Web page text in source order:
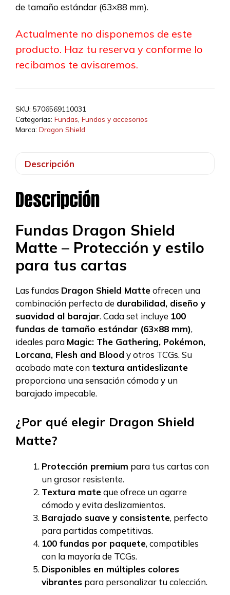
de tamaño estándar (63×88 mm).
Actualmente no disponemos de este
producto. Haz tu reserva y conforme lo
recibamos te avisaremos.
SKU: 5706569110031
Categorías: Fundas Fundas y accesorios
Marca: Dragon Shield
Descripción
Descripción
Fundas Dragon Shield
Matte – Protección y estilo
para tus cartas
Las fundas Dragon Shield Matteofrecen una
combinación perfecta de durabilidad, diseño y
suavidad al barajar. Cada set incluye 100
fundas de tamaño estándar (63×88 mm),
ideales para Magic: The Gathering, Pokémon,
Lorcana, Flesh and Blood y otros TCGs. Su
acabado mate con textura antideslizante
proporciona una sensación cómoda y un
barajado impecable.
¿Por qué elegir Dragon Shield
Matte?
Protección premium para tus cartas con
un grosor resistente.
Textura mateque ofrece un agarre
cómodo y evita deslizamientos.
Barajado suave y consistente, perfecto
para partidas competitivas.
100 fundas por paquete, compatibles
con la mayoría de TCGs.
Disponibles en múltiples colores
vibrantes para personalizar tu colección.